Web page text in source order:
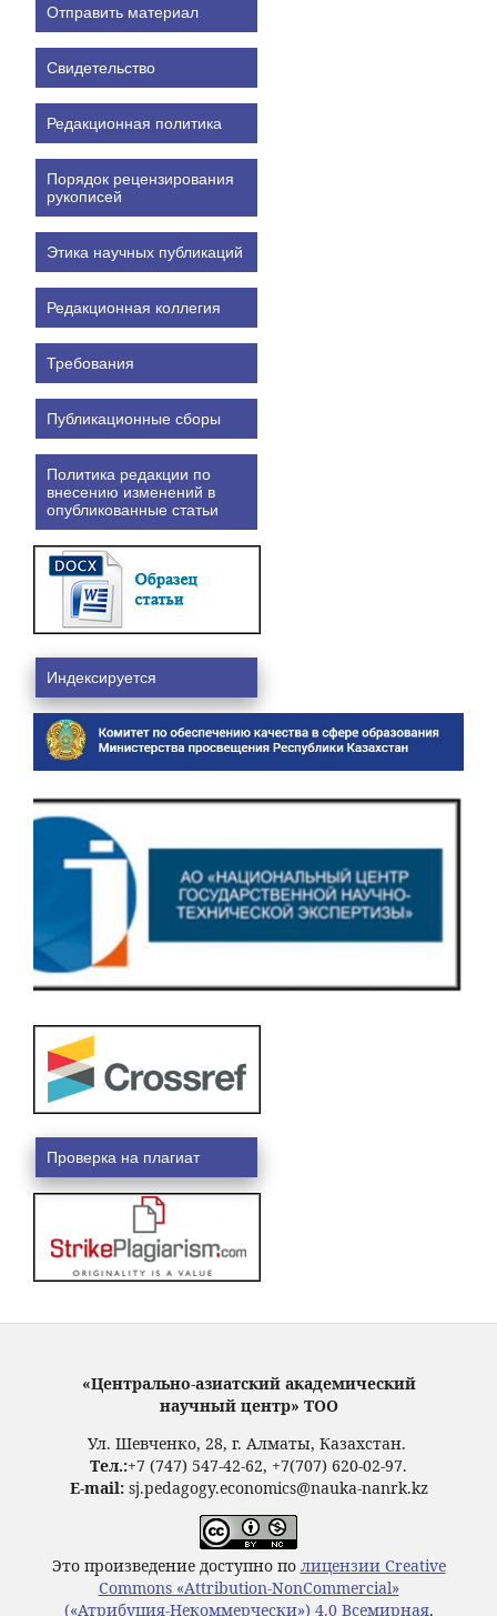
Отправить материал
Свидетельство
Редакционная политика
Порядок рецензирования
рукописей
Этика научных публикаций
Редакционная коллегия
Требования
Публикационные сборы
Политика редакции по
внесению изменений в
опубликованные статьи
Индексируется
Проверка на плагиат
«Центрально-азиатский академический
научный центр» ТОО
Ул. Шевченко, 28, г. Алматы, Казахстан.
Тел.:+7 (747) 547-42-62, +7(707) 620-02-97.
E-mail:sj.pedagogy.economics@nauka-nanrk.kz
Это произведение доступно по лицензии Creative
Commons «Attribution-NonCommercial»
(«Атрибуция-Некоммерчески») 4.0 Всемирная.